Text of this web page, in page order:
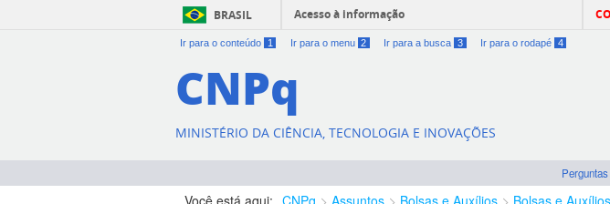
BRASIL Acesso à informação
Ir para o conteúdo 1 Ir para o menu 2 Ir para a busca 3 Ir para o rodapé 4
CNPq
MINISTÉRIO DA CIÊNCIA, TECNOLOGIA E INOVAÇÕES